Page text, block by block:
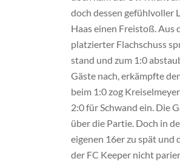
doch dessen gefühlvoller
Haas einen Freistoß. Aus
platzierter Flachschuss
stand und zum 1:0
Gäste nach, erkämpfte
beim 1:0 zog
2:0 für Schwand ein. Die
über die Partie. Doch in
eigenen 16er zu spät und
der FC Keeper nicht